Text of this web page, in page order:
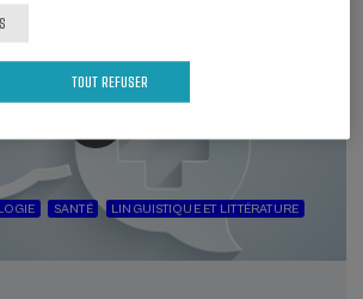
SANTÉ
LINGUISTIQUE ET LITTÉRATURE
TOUT REFUSER